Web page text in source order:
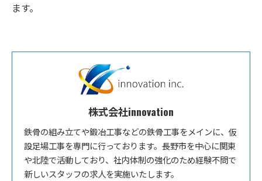
ます。
株式会社innovation
鉄骨の組み立てや鍛冶工事などの鉄骨工事をメインに、仮
設足場工事を専門に行っております。長野市を中心に関東
や北陸で活動しており、社内体制の強化のため経験不問で
新しいスタッフの求人を実施いたします。